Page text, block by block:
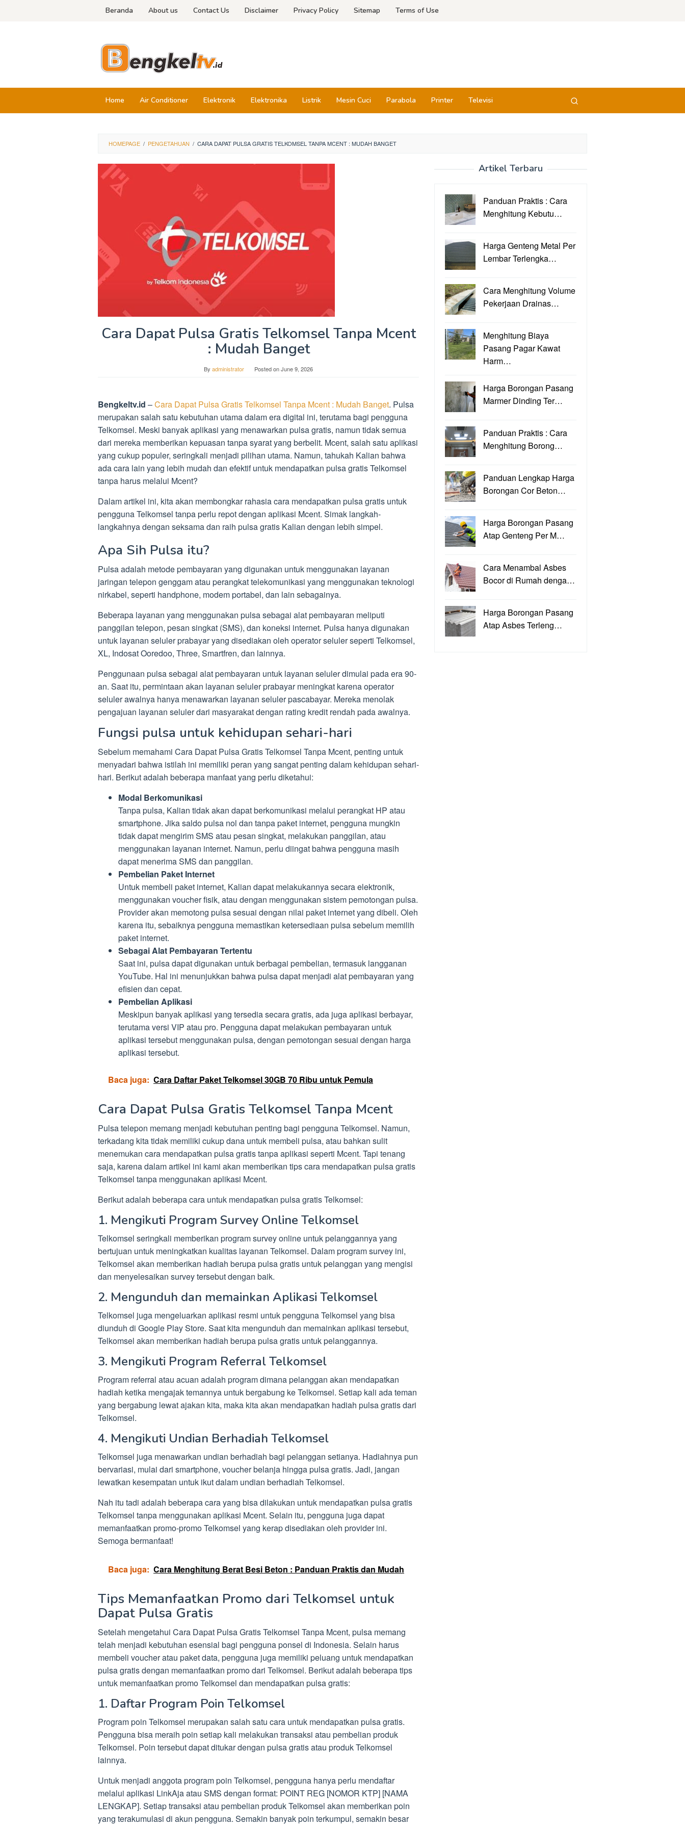
Beranda About us Contact Us Disclaimer Privacy Policy Sitemap Terms of Use
Home Air Conditioner Elektronik Elektronika Listrik Mesin Cuci Parabola Printer Televisi
HOMEPAGE / PENGETAHUAN / CARA DAPAT PULSA GRATIS TELKOMSEL TANPA MCENT : MUDAH BANGET
Cara Dapat Pulsa Gratis Telkomsel Tanpa Mcent
: Mudah Banget
By administrator Posted onJune 9, 2026
Bengkeltv.id –Cara Dapat Pulsa Gratis Telkomsel Tanpa Mcent : Mudah Banget. Pulsa
merupakan salah satu kebutuhan utama dalam era digital ini, terutama bagi pengguna
Telkomsel. Meski banyak aplikasi yang menawarkan pulsa gratis, namun tidak semua
dari mereka memberikan kepuasan tanpa syarat yang berbelit. Mcent, salah satu aplikasi
yang cukup populer, seringkali menjadi pilihan utama. Namun, tahukah Kalian bahwa
ada cara lain yang lebih mudah dan efektif untuk mendapatkan pulsa gratis Telkomsel
tanpa harus melalui Mcent?
Dalam artikel ini, kita akan membongkar rahasia cara mendapatkan pulsa gratis untuk
pengguna Telkomsel tanpa perlu repot dengan aplikasi Mcent. Simak langkah-
langkahnya dengan seksama dan raih pulsa gratis Kalian dengan lebih simpel.
Apa Sih Pulsa itu?
Pulsa adalah metode pembayaran yang digunakan untuk menggunakan layanan
jaringan telepon genggam atau perangkat telekomunikasi yang menggunakan teknologi
nirkabel, seperti handphone, modem portabel, dan lain sebagainya.
Beberapa layanan yang menggunakan pulsa sebagai alat pembayaran meliputi
panggilan telepon, pesan singkat (SMS), dan koneksi internet. Pulsa hanya digunakan
untuk layanan seluler prabayar yang disediakan oleh operator seluler seperti Telkomsel,
XL, Indosat Ooredoo, Three, Smartfren, dan lainnya.
Penggunaan pulsa sebagai alat pembayaran untuk layanan seluler dimulai pada era 90-
an. Saat itu, permintaan akan layanan seluler prabayar meningkat karena operator
seluler awalnya hanya menawarkan layanan seluler pascabayar. Mereka menolak
pengajuan layanan seluler dari masyarakat dengan rating kredit rendah pada awalnya.
Fungsi pulsa untuk kehidupan sehari-hari
Sebelum memahami Cara Dapat Pulsa Gratis Telkomsel Tanpa Mcent, penting untuk
menyadari bahwa istilah ini memiliki peran yang sangat penting dalam kehidupan sehari-
hari. Berikut adalah beberapa manfaat yang perlu diketahui:
Modal Berkomunikasi
Tanpa pulsa, Kalian tidak akan dapat berkomunikasi melalui perangkat HP atau
smartphone. Jika saldo pulsa nol dan tanpa paket internet, pengguna mungkin
tidak dapat mengirim SMS atau pesan singkat, melakukan panggilan, atau
menggunakan layanan internet. Namun, perlu diingat bahwa pengguna masih
dapat menerima SMS dan panggilan.
Pembelian Paket Internet
Untuk membeli paket internet, Kalian dapat melakukannya secara elektronik,
menggunakan voucher fisik, atau dengan menggunakan sistem pemotongan pulsa.
Provider akan memotong pulsa sesuai dengan nilai paket internet yang dibeli. Oleh
karena itu, sebaiknya pengguna memastikan ketersediaan pulsa sebelum memilih
paket internet.
Sebagai Alat Pembayaran Tertentu
Saat ini, pulsa dapat digunakan untuk berbagai pembelian, termasuk langganan
YouTube. Hal ini menunjukkan bahwa pulsa dapat menjadi alat pembayaran yang
efisien dan cepat.
Pembelian Aplikasi
Meskipun banyak aplikasi yang tersedia secara gratis, ada juga aplikasi berbayar,
terutama versi VIP atau pro. Pengguna dapat melakukan pembayaran untuk
aplikasi tersebut menggunakan pulsa, dengan pemotongan sesuai dengan harga
aplikasi tersebut.
Baca juga: Cara Daftar Paket Telkomsel 30GB 70 Ribu untuk Pemula
Cara Dapat Pulsa Gratis Telkomsel Tanpa Mcent
Pulsa telepon memang menjadi kebutuhan penting bagi pengguna Telkomsel. Namun,
terkadang kita tidak memiliki cukup dana untuk membeli pulsa, atau bahkan sulit
menemukan cara mendapatkan pulsa gratis tanpa aplikasi seperti Mcent. Tapi tenang
saja, karena dalam artikel ini kami akan memberikan tips cara mendapatkan pulsa gratis
Telkomsel tanpa menggunakan aplikasi Mcent.
Berikut adalah beberapa cara untuk mendapatkan pulsa gratis Telkomsel:
1. Mengikuti Program Survey Online Telkomsel
Telkomsel seringkali memberikan program survey online untuk pelanggannya yang
bertujuan untuk meningkatkan kualitas layanan Telkomsel. Dalam program survey ini,
Telkomsel akan memberikan hadiah berupa pulsa gratis untuk pelanggan yang mengisi
dan menyelesaikan survey tersebut dengan baik.
2. Mengunduh dan memainkan Aplikasi Telkomsel
Telkomsel juga mengeluarkan aplikasi resmi untuk pengguna Telkomsel yang bisa
diunduh di Google Play Store. Saat kita mengunduh dan memainkan aplikasi tersebut,
Telkomsel akan memberikan hadiah berupa pulsa gratis untuk pelanggannya.
3. Mengikuti Program Referral Telkomsel
Program referral atau acuan adalah program dimana pelanggan akan mendapatkan
hadiah ketika mengajak temannya untuk bergabung ke Telkomsel. Setiap kali ada teman
yang bergabung lewat ajakan kita, maka kita akan mendapatkan hadiah pulsa gratis dari
Telkomsel.
4. Mengikuti Undian Berhadiah Telkomsel
Telkomsel juga menawarkan undian berhadiah bagi pelanggan setianya. Hadiahnya pun
bervariasi, mulai dari smartphone, voucher belanja hingga pulsa gratis. Jadi, jangan
lewatkan kesempatan untuk ikut dalam undian berhadiah Telkomsel.
Nah itu tadi adalah beberapa cara yang bisa dilakukan untuk mendapatkan pulsa gratis
Telkomsel tanpa menggunakan aplikasi Mcent. Selain itu, pengguna juga dapat
memanfaatkan promo-promo Telkomsel yang kerap disediakan oleh provider ini.
Semoga bermanfaat!
Baca juga: Cara Menghitung Berat Besi Beton : Panduan Praktis dan Mudah
Tips Memanfaatkan Promo dari Telkomsel untuk
Dapat Pulsa Gratis
Setelah mengetahui Cara Dapat Pulsa Gratis Telkomsel Tanpa Mcent, pulsa memang
telah menjadi kebutuhan esensial bagi pengguna ponsel di Indonesia. Selain harus
membeli voucher atau paket data, pengguna juga memiliki peluang untuk mendapatkan
pulsa gratis dengan memanfaatkan promo dari Telkomsel. Berikut adalah beberapa tips
untuk memanfaatkan promo Telkomsel dan mendapatkan pulsa gratis:
1. Daftar Program Poin Telkomsel
Program poin Telkomsel merupakan salah satu cara untuk mendapatkan pulsa gratis.
Pengguna bisa meraih poin setiap kali melakukan transaksi atau pembelian produk
Telkomsel. Poin tersebut dapat ditukar dengan pulsa gratis atau produk Telkomsel
lainnya.
Untuk menjadi anggota program poin Telkomsel, pengguna hanya perlu mendaftar
melalui aplikasi LinkAja atau SMS dengan format: POINT REG [NOMOR KTP] [NAMA
LENGKAP]. Setiap transaksi atau pembelian produk Telkomsel akan memberikan poin
yang terakumulasi di akun pengguna. Semakin banyak poin terkumpul, semakin besar
Artikel Terbaru
Panduan Praktis : Cara
Menghitung Kebutu…
Harga Genteng Metal Per
Lembar Terlengka…
Cara Menghitung Volume
Pekerjaan Drainas…
Menghitung Biaya
Pasang Pagar Kawat
Harm…
Harga Borongan Pasang
Marmer Dinding Ter…
Panduan Praktis : Cara
Menghitung Borong…
Panduan Lengkap Harga
Borongan Cor Beton…
Harga Borongan Pasang
Atap Genteng Per M…
Cara Menambal Asbes
Bocor di Rumah denga…
Harga Borongan Pasang
Atap Asbes Terleng…